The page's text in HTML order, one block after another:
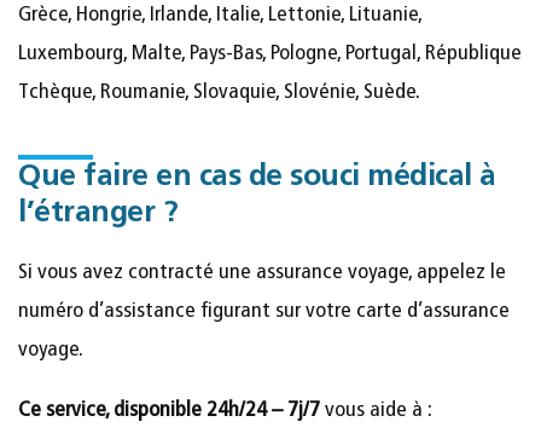
Grèce, Hongrie, Irlande, Italie, Lettonie, Lituanie,
Luxembourg, Malte, Pays-Bas, Pologne, Portugal, République
Tchèque, Roumanie, Slovaquie, Slovénie, Suède.
Que faire en cas de souci médical à
l’étranger ?
Si vous avez contracté une assurance voyage, appelez le
numéro d’assistance figurant sur votre carte d’assurance
voyage.
Ce service, disponible 24h/24 – 7j/7 vous aide à :